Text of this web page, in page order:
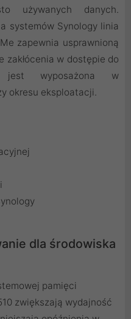
używanych danych.
systemów Synology linia
zapewnia usprawnioną
zakłócenia w dostępie do
jest wyposażona w
okresu eksploatacji.
dla środowiska
pamięci
zwiększają wydajność